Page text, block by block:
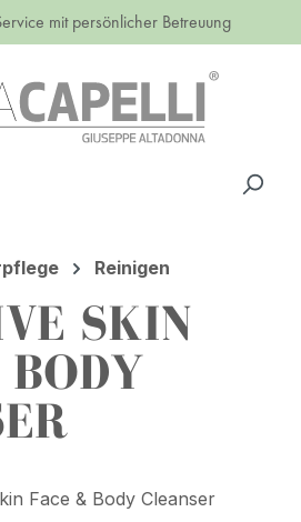
mit persönlicher Betreuung
Reinigen
SKIN